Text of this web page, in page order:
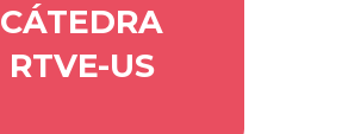
CÁTEDRA
RTVE-US